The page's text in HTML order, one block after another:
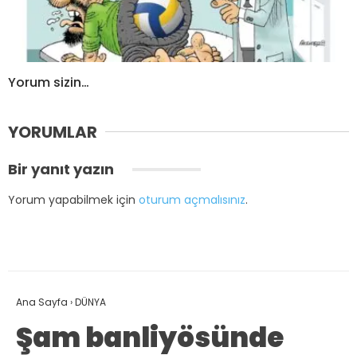
Yorum sizin…
YORUMLAR
Bir yanıt yazın
Yorum yapabilmek için oturum açmalısınız.
Ana Sayfa ›DÜNYA
Şam banliyösünde